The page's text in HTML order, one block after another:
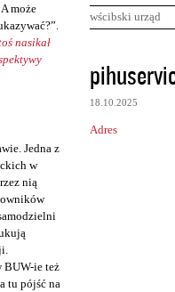
może
nasikał
Jedna z
w
nią
BUW-ie też
tu pójść na
wścibski urząd
K
o
m
e
18.10.2025
Adres